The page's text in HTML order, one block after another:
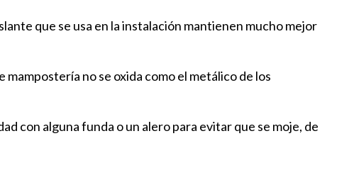
que se usa en la instalación mantienen mucho mejor
no se oxida como el metálico de los
con alguna funda o un alero para evitar que se moje, de